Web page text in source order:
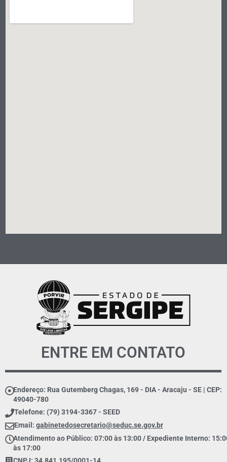
ENTRE EM CONTATO
Endereço: Rua Gutemberg Chagas, 169 - DIA - Aracaju - SE | CEP:
49040-780
Telefone: (79) 3194-3367 - SEED
Email: gabinetedosecretario@seduc.se.gov.br
Atendimento ao Público: 07:00 às 13:00 / Expediente Interno:
às 17:00